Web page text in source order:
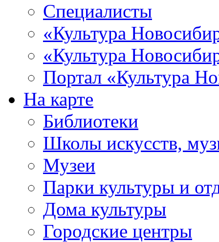
Специалисты
«Культура
«Культура
Портал «Культура
На карте
Библиотеки
Школы искусств,
Музеи
Парки культуры и
Дома культуры
Городские центры